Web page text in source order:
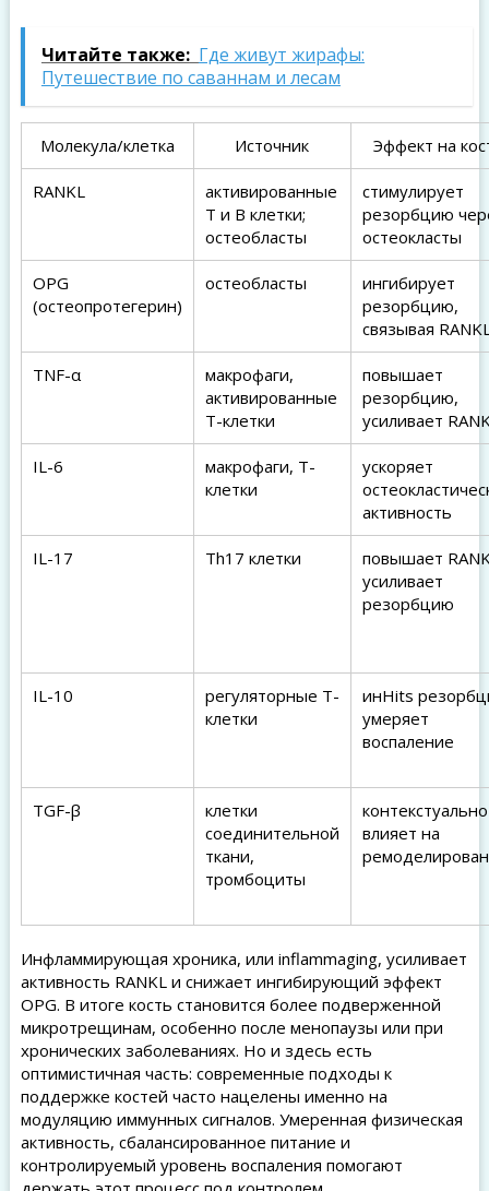
Читайте также: Где живут жирафы:
Путешествие по саваннам и лесам
Молекула/клетка Источник Эффект на
RANKL
активированные
T и B клетки;
остеобласты
стимулирует
резорбцию
остеокласты
OPG
(остеопротегерин)
остеобласты
ингибирует
резорбцию,
связывая
TNF-α
макрофаги,
активированные
Т-клетки
повышает
резорбцию,
усиливает
IL-6
макрофаги, Т-
клетки
ускоряет
активность
IL-17 Th17 клетки
повышает
усиливает
резорбцию
IL-10
регуляторные Т-
клетки
инHits
умеряет
воспаление
TGF-β
клетки
соединительной
ткани,
тромбоциты
контекстуально
влияет на
Инфламмирующая хроника, или inflammaging, усиливает
активность RANKL и снижает ингибирующий эффект
OPG. В итоге кость становится более подверженной
микротрещинам, особенно после менопаузы или при
хронических заболеваниях. Но и здесь есть
оптимистичная часть: современные подходы к
поддержке костей часто нацелены именно на
модуляцию иммунных сигналов. Умеренная физическая
активность, сбалансированное питание и
контролируемый уровень воспаления помогают